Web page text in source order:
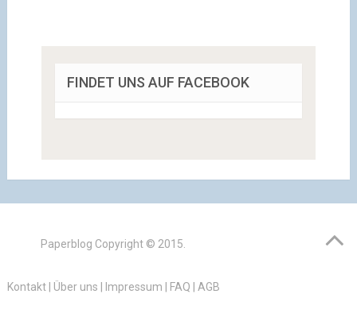
FINDET UNS AUF FACEBOOK
Paperblog Copyright © 2015.
Kontakt| Über uns | Impressum | FAQ | AGB